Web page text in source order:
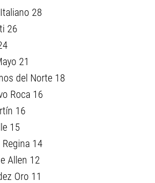
28
26
21
del Norte 18
Roca 16
16
15
14
Allen 12
Oro 11